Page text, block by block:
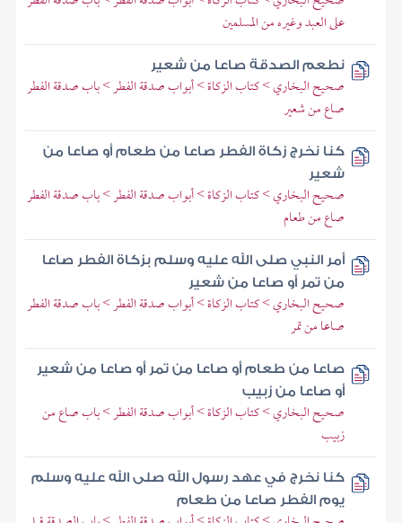
على العبد وغيره من المسلمين
نطعم الصدقة صاعا من شعير
صحيح البخاري > كتاب الزكاة > أبواب صدقة الفطر > باب صدقة الفطر
صاع من شعير
كنا نخرج زكاة الفطر صاعا من طعام أو صاعا من
شعير
صحيح البخاري > كتاب الزكاة > أبواب صدقة الفطر > باب صدقة الفطر
صاع من طعام
أمر النبي صلى الله عليه وسلم بزكاة الفطر صاعا
من تمر أو صاعا من شعير
صحيح البخاري > كتاب الزكاة > أبواب صدقة الفطر > باب صدقة الفطر
صاعا من تمر
صاعا من طعام أو صاعا من تمر أو صاعا من شعير
أو صاعا من زبيب
صحيح البخاري > كتاب الزكاة > أبواب صدقة الفطر > باب صاع من
زبيب
كنا نخرج في عهد رسول الله صلى الله عليه وسلم
يوم الفطر صاعا من طعام